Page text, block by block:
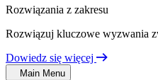
Rozwiązania z zakresu
Rozwiązuj kluczowe wyzwania
Dowiedz się więcej
Main Menu